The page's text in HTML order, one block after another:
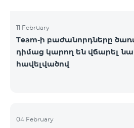
11 February
Team-ի բաժանորդները
դիմաց կարող են վճարել
հավելվածով
04 February